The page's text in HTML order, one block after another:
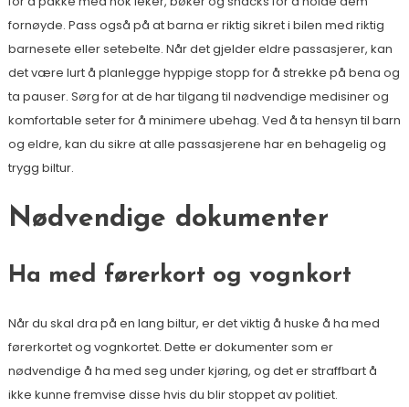
fornøyde. Pass også på at barna er riktig sikret i bilen med riktig
barnesete eller setebelte. Når det gjelder eldre passasjerer, kan
det være lurt å planlegge hyppige stopp for å strekke på bena og
ta pauser. Sørg for at de har tilgang til nødvendige medisiner og
komfortable seter for å minimere ubehag. Ved å ta hensyn til barn
og eldre, kan du sikre at alle passasjerene har en behagelig og
trygg biltur.
Nødvendige dokumenter
Ha med førerkort og vognkort
Når du skal dra på en lang biltur, er det viktig å huske å ha med
førerkortet og vognkortet. Dette er dokumenter som er
nødvendige å ha med seg under kjøring, og det er straffbart å
ikke kunne fremvise disse hvis du blir stoppet av politiet.